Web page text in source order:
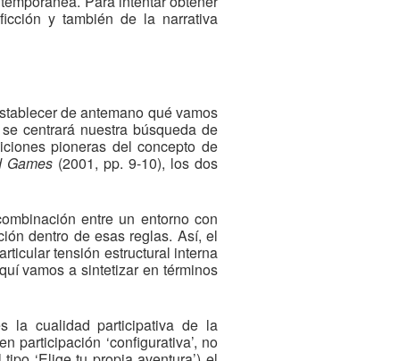
y también de la narrativa
de antemano qué vamos
centrará nuestra búsqueda de
pioneras del concepto de
Games (2001, pp. 9-10), los dos
entre un entorno con
dentro de esas reglas. Así, el
tensión estructural interna
vamos a sintetizar en términos
la cualidad participativa de la
participación ‘configurativa’, no